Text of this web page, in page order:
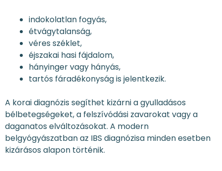
indokolatlan fogyás,
étvágytalanság,
véres széklet,
éjszakai hasi fájdalom,
hányinger vagy hányás,
tartós fáradékonyság is jelentkezik.
A korai diagnózis segíthet kizárni a gyulladásos
bélbetegségeket, a felszívódási zavarokat vagy a
daganatos elváltozásokat. A modern
belgyógyászatban az IBS diagnózisa minden esetben
kizárásos alapon történik.